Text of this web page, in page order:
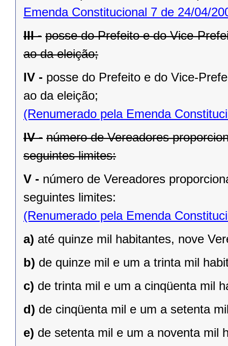
Emenda Constitucional 7 de 24/04/
III - posse do Prefeito e do Vice-
ao da eleição;
IV - posse do Prefeito e do Vice-
ao da eleição;
(Renumerado pela Emenda
IV - número de Vereadores
seguintes limites:
V - número de Vereadores
seguintes limites:
(Renumerado pela Emenda
a) até quinze mil habitantes, nove
b) de quinze mil e um a trinta mil
c) de trinta mil e um a cinqüenta mil
d) de cinqüenta mil e um a setenta
e) de setenta mil e um a noventa mil